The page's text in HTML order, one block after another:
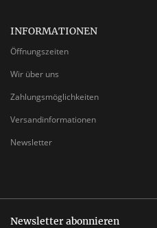
INFORMATIONEN
Öffnungszeiten
Wir über uns
Zahlungsmöglichkeiten
Versandinformationen
Newsletter
Newsletter abonnieren